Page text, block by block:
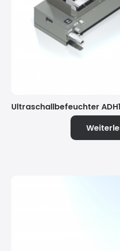
Ultraschallbefeuchter